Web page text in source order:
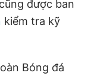
được ban
kiểm tra kỹ
Bóng đá